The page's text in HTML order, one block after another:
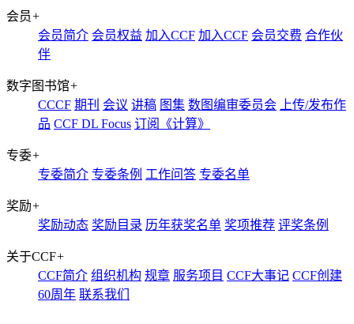
会员+
会员简介 会员权益 加入CCF 加入CCF 会员交费 合作伙
伴
数字图书馆+
CCCF 期刊 会议 讲稿 图集 数图编审委员会
上传/发布作
品 CCF DL Focus 订阅《计算》
专委+
专委简介 专委条例 工作问答 专委名单
奖励+
奖励动态 奖励目录 历年获奖名单 奖项推荐 评奖条例
关于CCF+
CCF简介 组织机构 规章 服务项目 CCF大事记 CCF创建
60周年 联系我们